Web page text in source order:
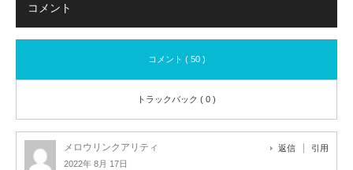
コメント
コメント ( 50 )
トラックバック ( 0 )
メロウリンクアリティ
2022年 8月 17日
返信 引用